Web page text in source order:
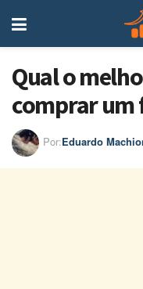
Qual o
comprar
Por:Eduardo